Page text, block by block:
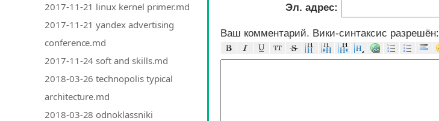
2017-11-21 linux kernel primer.md
2017-11-21 yandex advertising
conference.md
2017-11-24 soft and skills.md
2018-03-26 technopolis typical
architecture.md
2018-03-28 odnoklassniki
Эл. адрес:
Ваш комментарий. Вики-синтаксис разрешён: